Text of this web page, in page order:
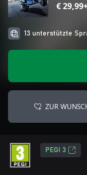
€
13 unterstützte
ZUR
PEGI 3